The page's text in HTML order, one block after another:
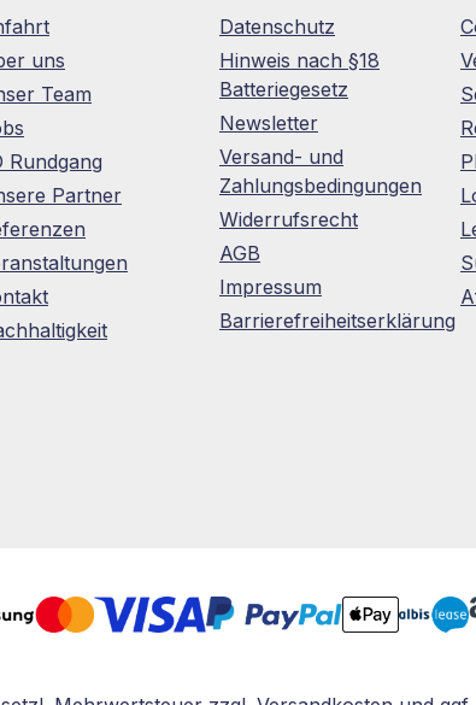
uns
Team
Rundgang
Partner
Datenschutz
Hinweis nach §18
Batteriegesetz
Newsletter
Versand- und
Zahlungsbedingungen
Widerrufsrecht
AGB
Impressum
Barrierefreiheitserklärung